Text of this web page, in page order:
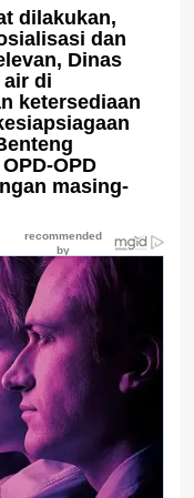
dilakukan,
dan
Dinas
air di
ketersediaan
OPD
masing-